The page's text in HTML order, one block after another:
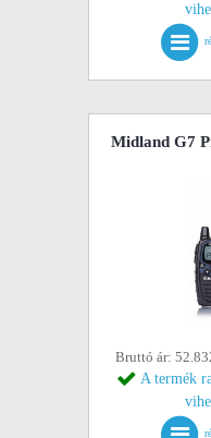
Midland G7
Bruttó ár:
A termék